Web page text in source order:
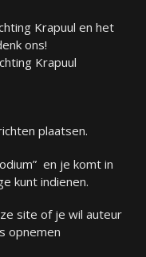
Krapuul en het
ons!
Krapuul
plaatsen.
en je komt in
kunt indienen.
site of je wil auteur
opnemen